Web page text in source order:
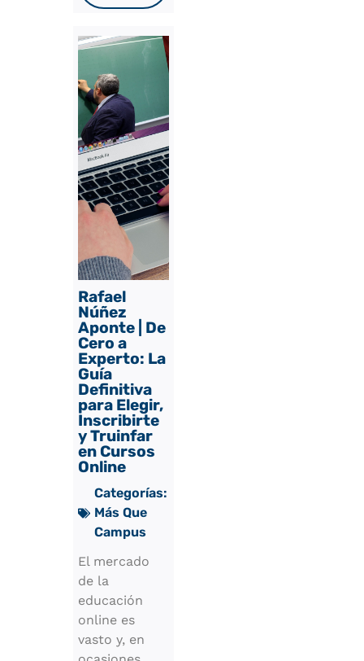
Rafael
Núñez
Aponte | De
Cero a
Experto: La
Guía
Definitiva
para Elegir,
Inscribirte
y Truinfar
en Cursos
Online
Categorías:
Más Que
Campus
El mercado
de la
educación
online es
vasto y, en